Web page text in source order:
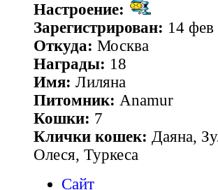
Настроение:
Зарегистрирован: 14
Откуда: Москва
Награды: 18
Имя: Лиляна
Питомник: Anamur
Кошки: 7
Клички кошек: Даяна,
Олеся, Туркеса
Сайт